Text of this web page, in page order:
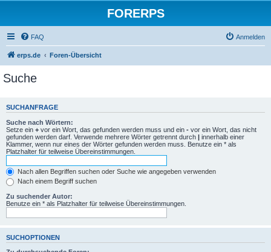
FORERPS
FAQ Anmelden
erps.de Foren-Übersicht
Suche
SUCHANFRAGE
Suche nach Wörtern:
Setze ein + vor ein Wort, das gefunden werden muss und ein - vor ein Wort, das nicht
gefunden werden darf. Verwende mehrere Wörter getrennt durch | innerhalb einer
Klammer, wenn nur eines der Wörter gefunden werden muss. Benutze ein * als
Platzhalter für teilweise Übereinstimmungen.
Nach allen Begriffen suchen oder Suche wie angegeben verwenden
Nach einem Begriff suchen
Zu suchender Autor:
Benutze ein * als Platzhalter für teilweise Übereinstimmungen.
SUCHOPTIONEN